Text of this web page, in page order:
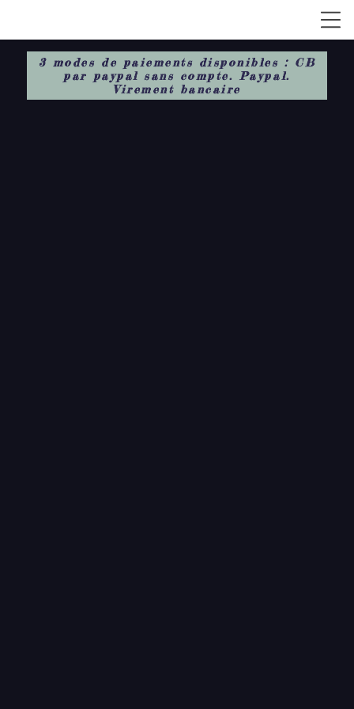
3 modes de paiements disponibles : CB
par paypal sans compte. Paypal.
Virement bancaire